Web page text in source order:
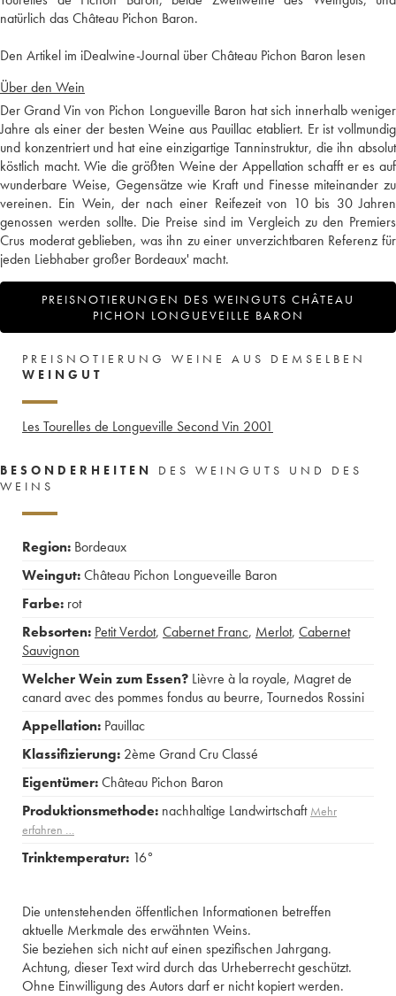
natürlich das Château Pichon Baron.
Den Artikel im iDealwine-Journal über Château Pichon Baron lesen
Über den Wein
Der Grand Vin von Pichon Longueville Baron hat sich innerhalb weniger
Jahre als einer der besten Weine aus Pauillac etabliert. Er ist vollmundig
und konzentriert und hat eine einzigartige Tanninstruktur, die ihn absolut
köstlich macht. Wie die größten Weine der Appellation schafft er es auf
wunderbare Weise, Gegensätze wie Kraft und Finesse miteinander zu
vereinen. Ein Wein, der nach einer Reifezeit von 10 bis 30 Jahren
genossen werden sollte. Die Preise sind im Vergleich zu den Premiers
Crus moderat geblieben, was ihn zu einer unverzichtbaren Referenz für
jeden Liebhaber großer Bordeaux' macht.
PREISNOTIERUNGEN DES WEINGUTS CHÂTEAU
PICHON LONGUEVEILLE BARON
PREISNOTIERUNG WEINE AUS DEMSELBEN
WEINGUT
Les Tourelles de Longueville Second Vin 2001
BESONDERHEITEN
DES WEINGUTS UND DES
WEINS
Region: Bordeaux
Weingut:Château Pichon Longueveille Baron
Farbe: rot
Rebsorten: Petit Verdot, Cabernet Franc, Merlot, Cabernet
Sauvignon
Welcher Wein zum Essen? Lièvre à la royale, Magret de
canard avec des pommes fondus au beurre, Tournedos Rossini
Appellation: Pauillac
Klassifizierung: 2ème Grand Cru Classé
Eigentümer:Château Pichon Baron
Produktionsmethode: nachhaltige Landwirtschaft Mehr
erfahren …
Trinktemperatur: 16°
Die untenstehenden öffentlichen Informationen betreffen
aktuelle Merkmale des erwähnten Weins.
Sie beziehen sich nicht auf einen spezifischen Jahrgang.
Achtung, dieser Text wird durch das Urheberrecht geschützt.
Ohne Einwilligung des Autors darf er nicht kopiert werden.